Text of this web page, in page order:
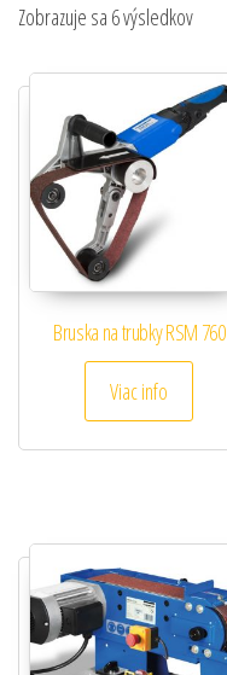
Zobrazuje sa 6 výsledkov
Bruska na trubky RSM 760
Viac info